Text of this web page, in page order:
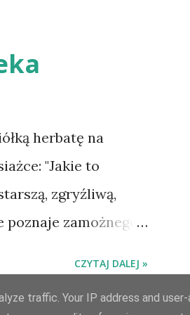
herbatę na
"Jakie to
zgryźliwą,
poznaje zamożnego
pani choruje,
w którym obie
CZYTAJ DALEJ »
traffic. Your IP address and